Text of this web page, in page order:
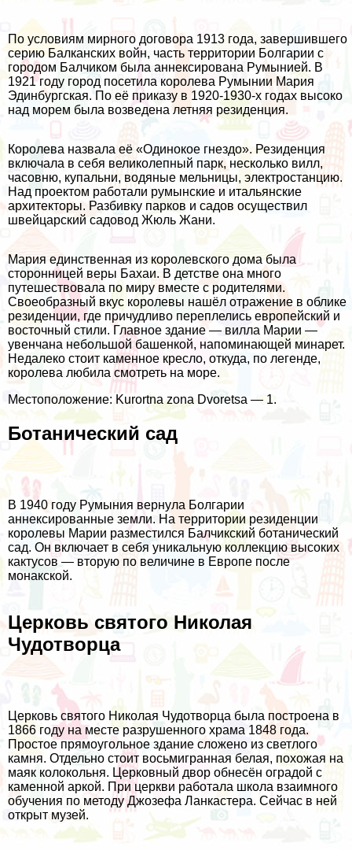
По условиям мирного договора 1913 года, завершившего
серию Балканских войн, часть территории Болгарии с
городом Балчиком была аннексирована Румынией. В
1921 году город посетила королева Румынии Мария
Эдинбургская. По её приказу в 1920-1930-х годах высоко
над морем была возведена летняя резиденция.
Королева назвала её «Одинокое гнездо». Резиденция
включала в себя великолепный парк, несколько вилл,
часовню, купальни, водяные мельницы, электростанцию.
Над проектом работали румынские и итальянские
архитекторы. Разбивку парков и садов осуществил
швейцарский садовод Жюль Жани.
Мария единственная из королевского дома была
сторонницей веры Бахаи. В детстве она много
путешествовала по миру вместе с родителями.
Своеобразный вкус королевы нашёл отражение в облике
резиденции, где причудливо переплелись европейский и
восточный стили. Главное здание — вилла Марии —
увенчана небольшой башенкой, напоминающей минарет.
Недалеко стоит каменное кресло, откуда, по легенде,
королева любила смотреть на море.
Местоположение: Kurortna zona Dvoretsa — 1.
Ботанический сад
В 1940 году Румыния вернула Болгарии
аннексированные земли. На территории резиденции
королевы Марии разместился Балчикский ботанический
сад. Он включает в себя уникальную коллекцию высоких
кактусов — вторую по величине в Европе после
монакской.
Церковь святого Николая
Чудотворца
Церковь святого Николая Чудотворца была построена в
1866 году на месте разрушенного храма 1848 года.
Простое прямоугольное здание сложено из светлого
камня. Отдельно стоит восьмигранная белая, похожая на
маяк колокольня. Церковный двор обнесён оградой с
каменной аркой. При церкви работала школа взаимного
обучения по методу Джозефа Ланкастера. Сейчас в ней
открыт музей.